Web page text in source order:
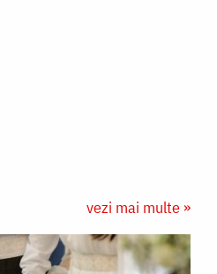
vezi mai multe »